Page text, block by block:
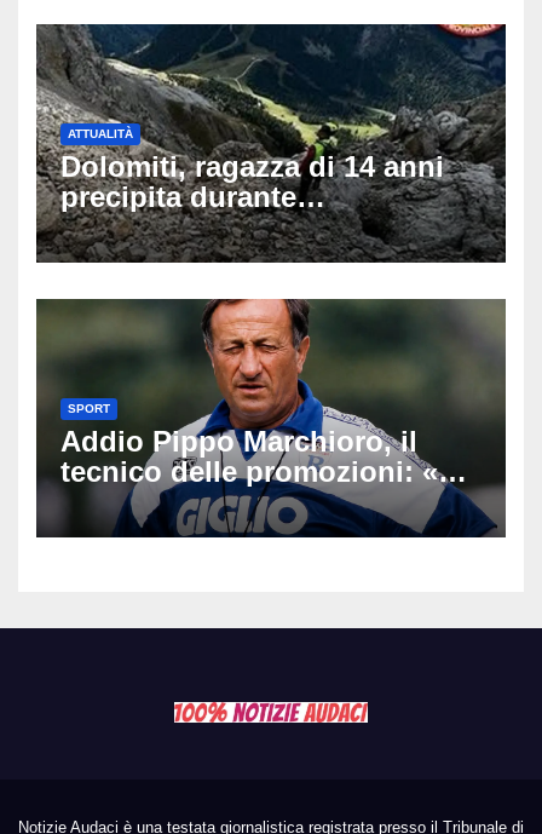
ATTUALITÀ
Dolomiti, ragazza di 14 anni
precipita durante
un’escursione: tragedia sul
Latemar davanti alla famiglia
SPORT
Addio Pippo Marchioro, il
tecnico delle promozioni: «Ha
scritto pagine indimenticabili
del nostro calcio»
Notizie Audaci è una testata giornalistica registrata presso il Tribunale di